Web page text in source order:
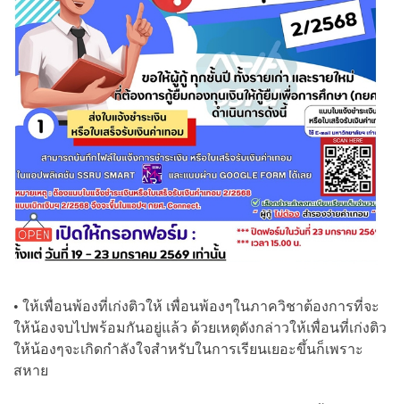
• ให้เพื่อนพ้องที่เก่งติวให้ เพื่อนพ้องๆในภาควิชาต้องการที่จะ
ให้น้องจบไปพร้อมกันอยู่แล้ว ด้วยเหตุดังกล่าวให้เพื่อนที่เก่งติว
ให้น้องๆจะเกิดกำลังใจสำหรับในการเรียนเยอะขึ้นก็เพราะ
สหาย